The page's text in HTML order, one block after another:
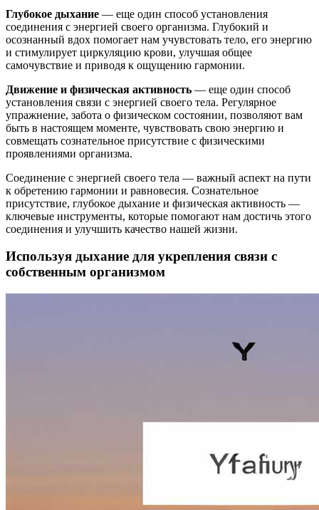
Глубокое дыхание — еще один способ установления
соединения с энергией своего организма. Глубокий и
осознанный вдох помогает нам учувстовать тело, его энергию
и стимулирует циркуляцию крови, улучшая общее
самочувствие и приводя к ощущению гармонии.
Движение и физическая активность — еще один способ
установления связи с энергией своего тела. Регулярное
упражнение, забота о физическом состоянии, позволяют вам
быть в настоящем моменте, чувствовать свою энергию и
совмещать сознательное присутствие с физическими
проявлениями организма.
Соединение с энергией своего тела — важный аспект на пути
к обретению гармонии и равновесия. Сознательное
присутствие, глубокое дыхание и физическая активность —
ключевые инструменты, которые помогают нам достичь этого
соединения и улучшить качество нашей жизни.
Используя дыхание для укрепления связи с
собственным организмом